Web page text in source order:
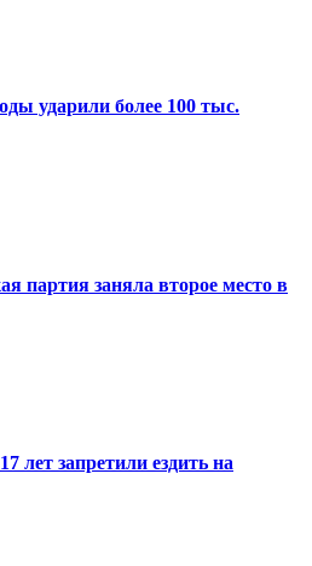
ударили более 100 тыс.
партия заняла второе место в
лет запретили ездить на